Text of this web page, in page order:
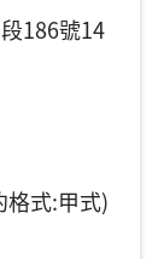
186號14
格式:甲式)